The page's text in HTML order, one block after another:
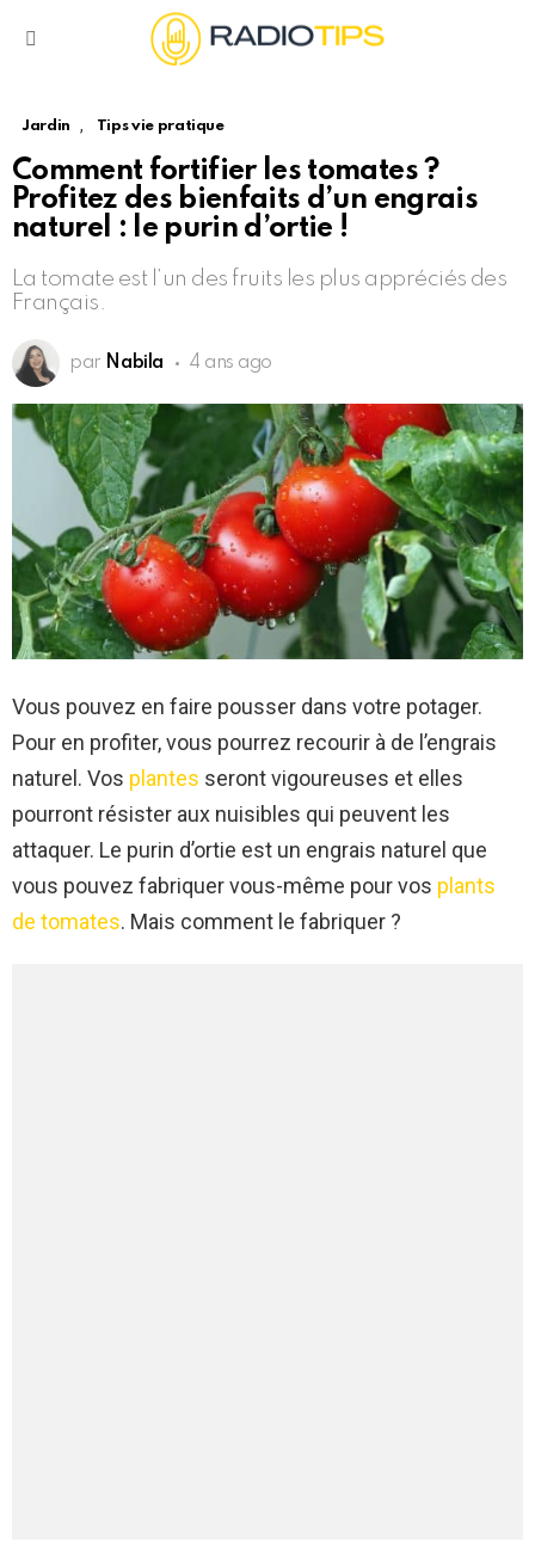
Jardin , Tips vie pratique
Comment fortifier les tomates ?
Profitez des bienfaits d’un engrais
naturel : le purin d’ortie !
La tomate est l’un des fruits les plus appréciés des
Français.
par Nabila 4 ans ago
Vous pouvez en faire pousser dans votre potager.
Pour en profiter, vous pourrez recourir à de l’engrais
naturel. Vos plantes seront vigoureuses et elles
pourront résister aux nuisibles qui peuvent les
attaquer. Le purin d’ortie est un engrais naturel que
vous pouvez fabriquer vous-même pour vos plants
de tomates. Mais comment le fabriquer ?